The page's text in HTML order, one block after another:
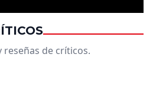
reseñas de críticos.